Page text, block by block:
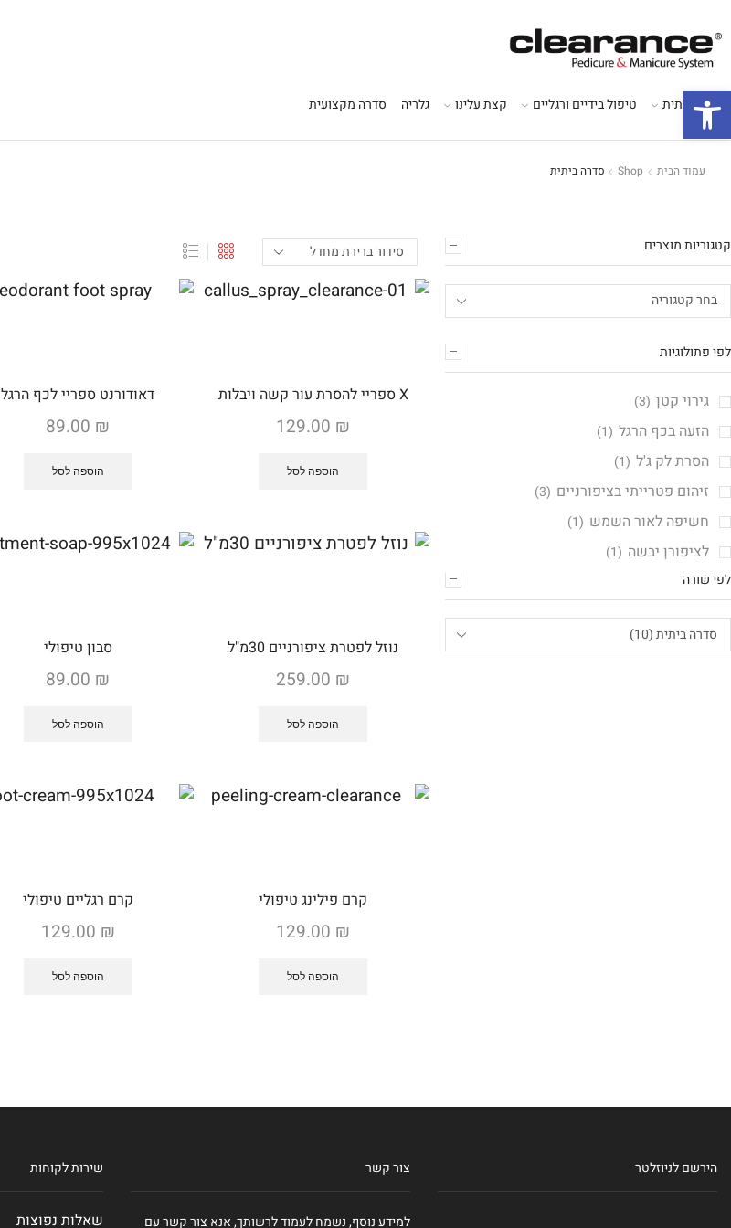
סדרה ביתית טיפול בידיים ורגליים קצת עלינו גלריה סדרה מקצועית
עמוד הבית Shop סדרה ביתית
X ספריי להסרת עור קשה ויבלות
129.00 ₪
הוספה לסל
דאודורנט ספריי לכף הרגל
89.00 ₪
הוספה לסל
נוזל לפטרת ציפורניים 30מ"ל
259.00 ₪
הוספה לסל
סבון טיפולי
89.00 ₪
הוספה לסל
קרם פילינג טיפולי
129.00 ₪
הוספה לסל
קרם רגליים טיפולי
129.00 ₪
הוספה לסל
קטגוריות מוצרים
לפי פתולוגיות
גירוי קטן (3)
הזעה בכף הרגל (1)
הסרת לק ג'ל (1)
זיהום פטרייתי בציפורניים (3)
חשיפה לאור השמש (1)
לציפורן יבשה (1)
עור יבש/סדוק
פיגמנטציה של גיל
לפי שורה
הירשם לניוזלטר צור קשר
למידע נוסף, נשמח לעמוד לרשותך, אנא צור קשר עם
שירות לקוחות
שאלות נפוצות
פתח סרגל נגישות